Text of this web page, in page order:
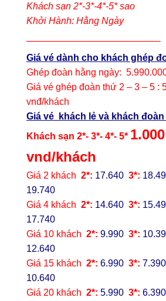
Khách sạn 2*-3*-4*-5* sao
Khởi Hành: Hằng Ngày
——————————————-
Giá vé dành cho khách ghép
Ghép đoàn hằng ngày:
Giá vé ghép đoàn thứ 2 – 3 – 5 :
vnđ/khách
Giá vé khách lẻ và khách
Khách sạn 2*- 3*- 4*- 5* 1.000
vnd/khách
Giá 2 khách 2*: 17.640 3*:
19.740
Giá 4 khách 2*: 14.640 3*:
17.740
Giá 10 khách 2*: 9.990 3*: 10
12.640
Giá 15 khách 2*: 6.990 3*: 7.390
10.640
Giá 20 khách 2*: 5.990 3*: 6.390